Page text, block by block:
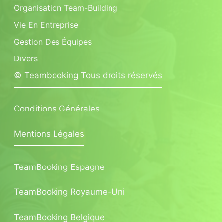
Organisation Team-Building
Vie En Entreprise
Gestion Des Équipes
Divers
© Teambooking Tous droits réservés
Conditions Générales
Mentions Légales
TeamBooking Espagne
TeamBooking Royaume-Uni
TeamBooking Belgique